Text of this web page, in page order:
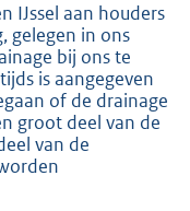
IJssel aan houders
gelegen in ons
bij ons te
is aangegeven
of de drainage
groot deel van de
van de